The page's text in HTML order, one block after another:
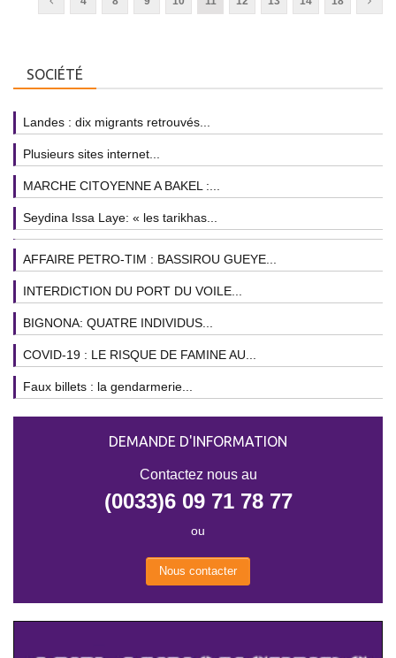
SOCIÉTÉ
Landes : dix migrants retrouvés...
Plusieurs sites internet...
MARCHE CITOYENNE A BAKEL :...
Seydina Issa Laye: « les tarikhas...
AFFAIRE PETRO-TIM : BASSIROU GUEYE...
INTERDICTION DU PORT DU VOILE...
BIGNONA: QUATRE INDIVIDUS...
COVID-19 : LE RISQUE DE FAMINE AU...
Faux billets : la gendarmerie...
DEMANDE D'INFORMATION
Contactez nous au
(0033)6 09 71 78 77
ou
Nous contacter